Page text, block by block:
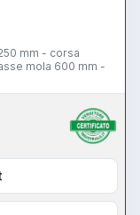
mm - corsa
mola 600 mm -